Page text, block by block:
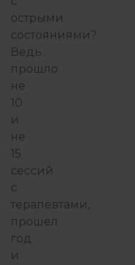
острыми
состояниями?
Ведь
прошло
не
10
и
не
15
сессий
с
терапевтами,
прошел
год
и